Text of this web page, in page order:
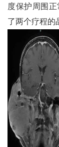
度保护周围
了两个疗程的